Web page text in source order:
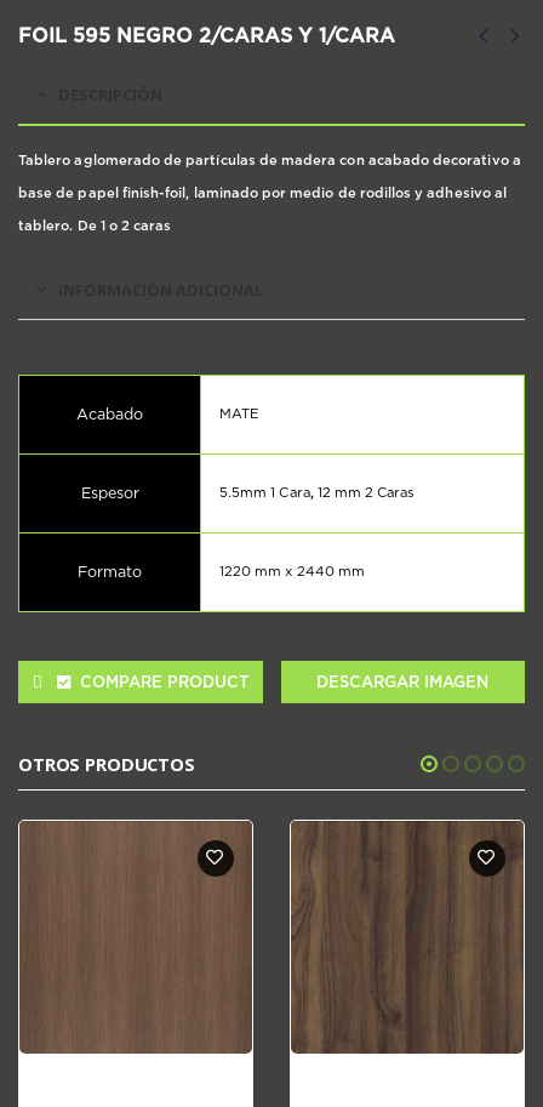
FOIL 595 NEGRO 2/CARAS Y 1/CARA
Tablero aglomerado de partículas de madera con acabado decorativo a
base de papel finish-foil, laminado por medio de rodillos y adhesivo al
tablero. De 1 o 2 caras
Acabado MATE
Espesor 5.5mm 1 Cara, 12 mm 2 Caras
Formato 1220 mm x 2440 mm
COMPARE PRODUCT DESCARGAR IMAGEN
OTROS PRODUCTOS